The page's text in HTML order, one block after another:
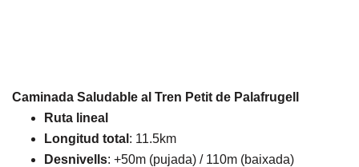
Caminada Saludable al Tren Petit de Palafrugell
Ruta lineal
Longitud total : 11.5km
Desnivells: +50m (pujada) / 110m (baixada)